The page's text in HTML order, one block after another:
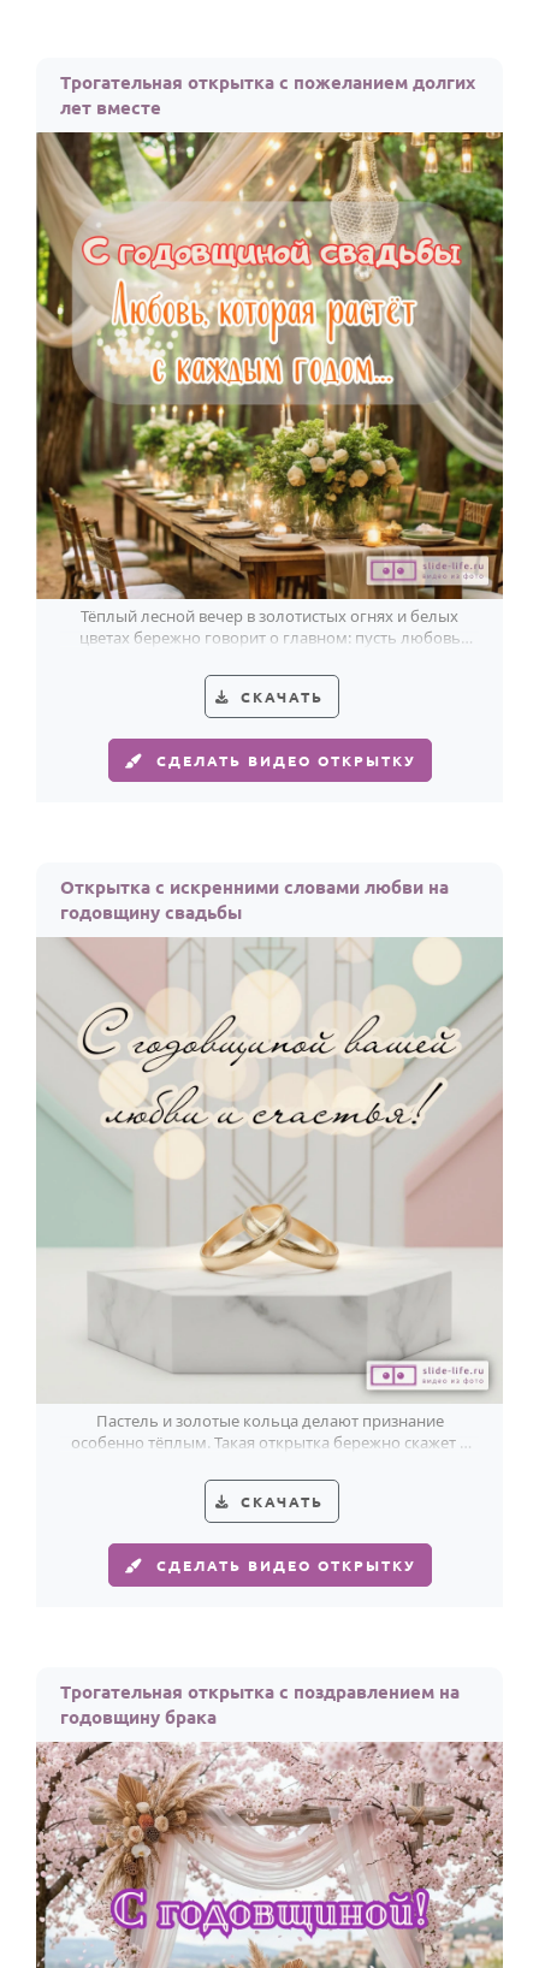
Трогательная открытка с пожеланием долгих
лет вместе
Тёплый лесной вечер в золотистых огнях и белых
цветах бережно говорит о главном: пусть любовь
СКАЧАТЬ
СДЕЛАТЬ ВИДЕО ОТКРЫТКУ
Открытка с искренними словами любви на
годовщину свадьбы
Пастель и золотые кольца делают признание
особенно тёплым. Такая открытка бережно скажет о
СКАЧАТЬ
СДЕЛАТЬ ВИДЕО ОТКРЫТКУ
Трогательная открытка с поздравлением на
годовщину брака